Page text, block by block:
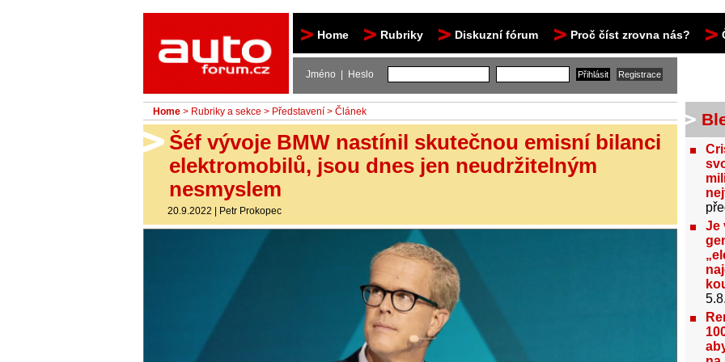
Home Rubriky Diskuzní fórum Proč číst zrovna nás?
Jméno | Heslo
Home > Rubriky a sekce > Představení > Článek
Šéf vývoje BMW nastínil skutečnou emisní bilanci
elektromobilů, jsou dnes jen neudržitelným
nesmyslem
20.9.2022 | Petr Prokopec
Je